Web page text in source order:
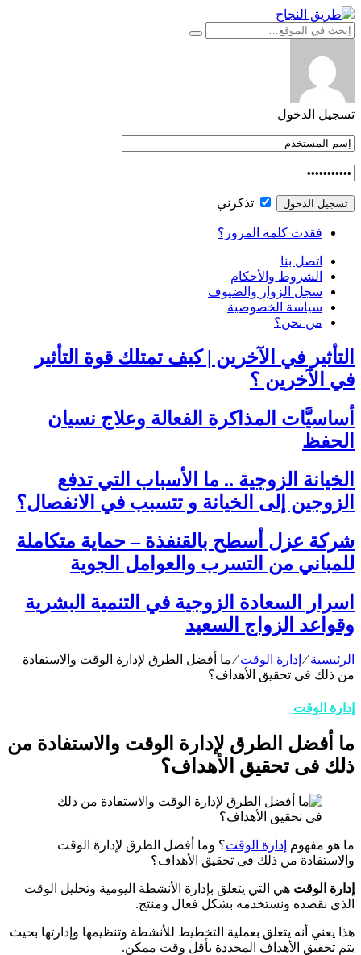
التجاوز
إلى
تسجيل الدخول
تذكرني
فقدت كلمة المرور؟
اتصل بنا
الشروط والأحكام
سجل الزوار والضيوف
سياسة الخصوصية
من نحن؟
التأثير في الآخرين | كيف تمتلك قوة التأثير
في الآخرين ؟
أساسيَّات المذاكرة الفعالة وعلاج نسيان
الحفظ
الخيانة الزوجية .. ما الأسباب التي تدفع
الزوجين إلى الخيانة و تتسبب في الانفصال؟
شركة عزل أسطح بالقنفذة – حماية متكاملة
للمباني من التسرب والعوامل الجوية
اسرار السعادة الزوجية في التنمية البشرية
وقواعد الزواج السعيد
الرئيسية⁄ إدارة الوقت⁄ما أفضل الطرق لإدارة الوقت والاستفادة
من ذلك فى تحقيق الأهداف؟
إدارة الوقت
ما أفضل الطرق لإدارة الوقت والاستفادة من
ذلك فى تحقيق الأهداف؟
ما هو مفهوم إدارة الوقت؟ وما أفضل الطرق لإدارة الوقت
والاستفادة من ذلك فى تحقيق الأهداف؟
إدارة الوقت هي التي يتعلق بإدارة الأنشطة اليومية وتحليل الوقت
الذي نقصده ونستخدمه بشكل فعال ومنتج.
هذا يعني أنه يتعلق بعملية التخطيط للأنشطة وتنظيمها وإدارتها بحيث
يتم تحقيق الأهداف المحددة بأقل وقت ممكن.